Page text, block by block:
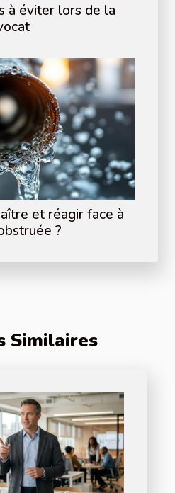
à éviter lors de la
et réagir face à
?
Similaires